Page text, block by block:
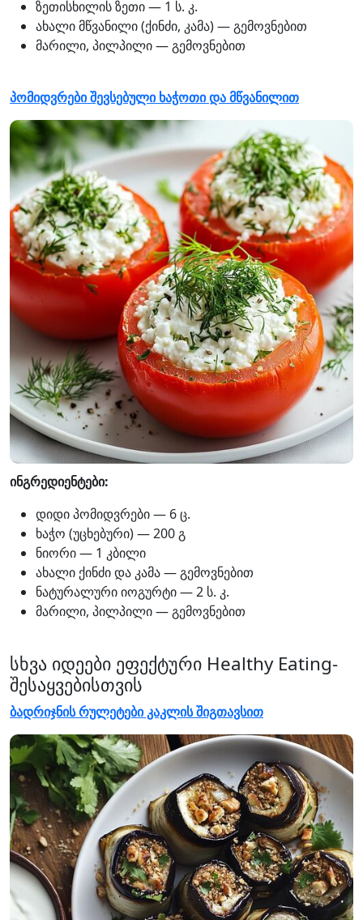
ზეთისხილის ზეთი — 1 ს. კ.
ახალი მწვანილი (ქინძი, კამა) — გემოვნებით
მარილი, პილპილი — გემოვნებით
პომიდვრები შევსებული ხაჭოთი და მწვანილით
ინგრედიენტები:
დიდი პომიდვრები — 6 ც.
ხაჭო (უცხებური) — 200 გ
ნიორი — 1 კბილი
ახალი ქინძი და კამა — გემოვნებით
ნატურალური იოგურტი — 2 ს. კ.
მარილი, პილპილი — გემოვნებით
სხვა იდეები ეფექტური Healthy Eating-
შესაყვებისთვის
ბადრიჯნის რულეტები კაკლის შიგთავსით